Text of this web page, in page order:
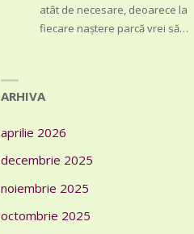
atât de necesare, deoarece la
fiecare naștere parcă vrei să…
ARHIVA
aprilie 2026
decembrie 2025
noiembrie 2025
octombrie 2025